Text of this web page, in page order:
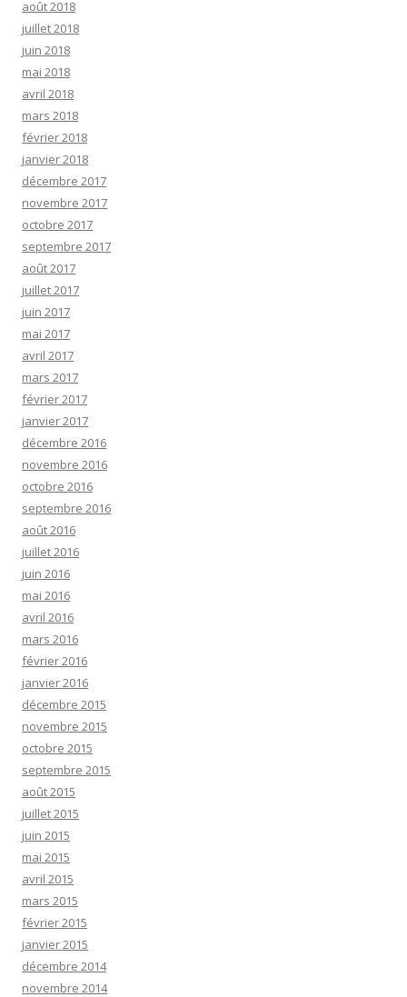
août 2018
juillet 2018
juin 2018
mai 2018
avril 2018
mars 2018
février 2018
janvier 2018
décembre 2017
novembre 2017
octobre 2017
septembre 2017
août 2017
juillet 2017
juin 2017
mai 2017
avril 2017
mars 2017
février 2017
janvier 2017
décembre 2016
novembre 2016
octobre 2016
septembre 2016
août 2016
juillet 2016
juin 2016
mai 2016
avril 2016
mars 2016
février 2016
janvier 2016
décembre 2015
novembre 2015
octobre 2015
septembre 2015
août 2015
juillet 2015
juin 2015
mai 2015
avril 2015
mars 2015
février 2015
janvier 2015
décembre 2014
novembre 2014